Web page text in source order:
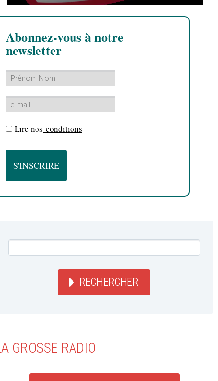
Abonnez-vous à notre
newsletter
Lire nos conditions
RECHERCHER
GROSSE RADIO